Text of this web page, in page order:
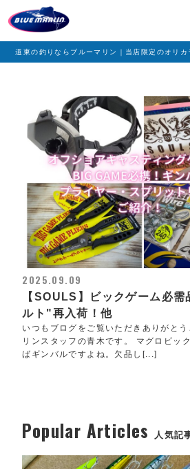
道東の釣りならブルーマリン｜当店限定のオリカ
2025.09.09
【SOULS】ビックゲーム必
ルト"再入荷！他
いつもブログをご覧いただきありがと
リンスタッフの青木です。 マグロビッ
ばギンバルですよね。欠品し[...]
Popular Articles 人気記